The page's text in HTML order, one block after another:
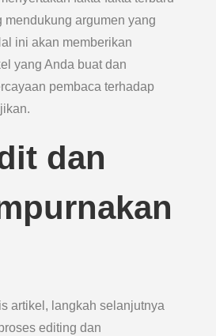
mendukung argumen yang
ini akan memberikan
yang Anda buat dan
pembaca terhadap
dan
artikel, langkah selanjutnya
editing dan